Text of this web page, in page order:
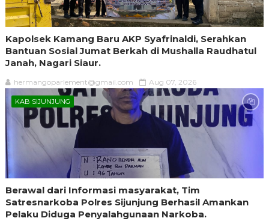
Kapolsek Kamang Baru AKP Syafrinaldi, Serahkan
Bantuan Sosial Jumat Berkah di Mushalla Raudhatul
Janah, Nagari Siaur.
hermangoparlement@gmail.com Aug 07, 2026
KAB SIJUNJUNG
Berawal dari Informasi masyarakat, Tim
Satresnarkoba Polres Sijunjung Berhasil Amankan
Pelaku Diduga Penyalahgunaan Narkoba.